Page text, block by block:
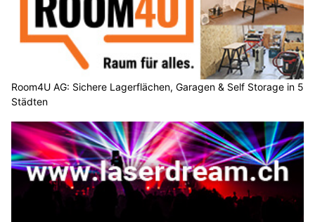
Room4U AG: Sichere Lagerflächen, Garagen & Self Storage in 5
Städten